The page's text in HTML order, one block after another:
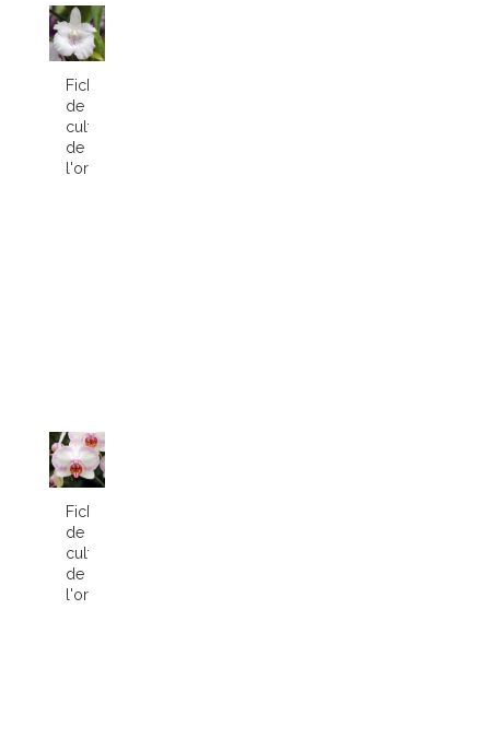
Fiche
de
culture
de
l'orchidée...
Fiche
de
culture
de
l'orchidée...